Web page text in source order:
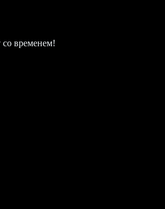
временем!